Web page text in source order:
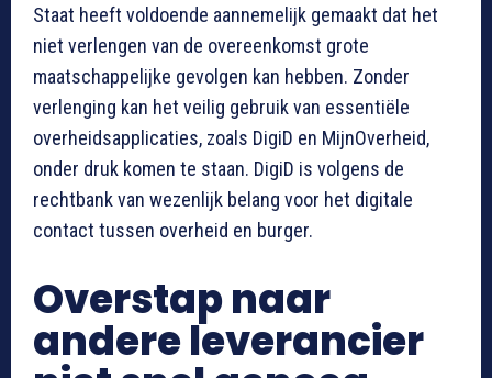
Staat heeft voldoende aannemelijk gemaakt dat het
niet verlengen van de overeenkomst grote
maatschappelijke gevolgen kan hebben. Zonder
verlenging kan het veilig gebruik van essentiële
overheidsapplicaties, zoals DigiD en MijnOverheid,
onder druk komen te staan. DigiD is volgens de
rechtbank van wezenlijk belang voor het digitale
contact tussen overheid en burger.
Overstap naar
andere leverancier